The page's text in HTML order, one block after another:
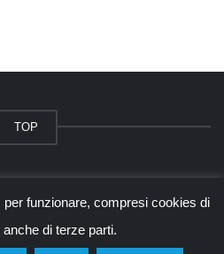
TOP
- Alessandro Baccin
v3, Privacy Policy e
funzionare, compresi cookies di
anche di terze parti.